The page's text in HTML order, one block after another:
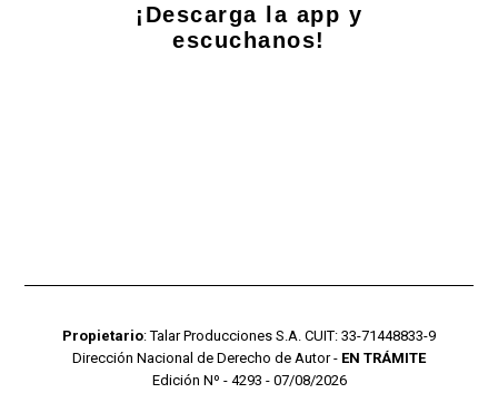
¡Descarga la app y
escuchanos!
Propietario: Talar Producciones S.A. CUIT: 33-71448833-9
Dirección Nacional de Derecho de Autor - EN TRÁMITE
Edición Nº - 4293 - 07/08/2026